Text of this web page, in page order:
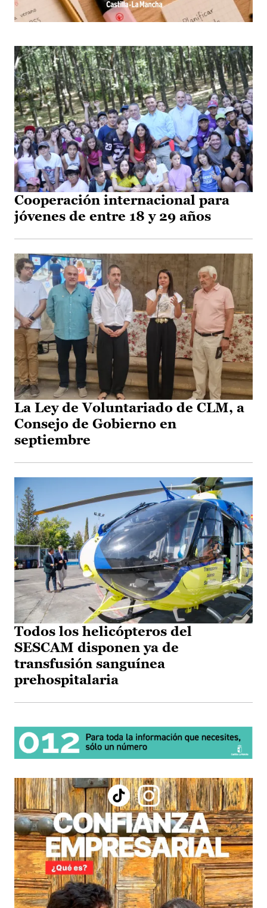
Cooperación internacional para
jóvenes de entre 18 y 29 años
La Ley de Voluntariado de CLM, a
Consejo de Gobierno en
septiembre
Todos los helicópteros del
SESCAM disponen ya de
transfusión sanguínea
prehospitalaria